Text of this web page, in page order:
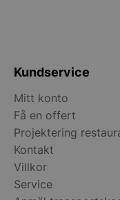
Kundservice
Mitt konto
Få en offert
Projektering
Kontakt
Villkor
Service